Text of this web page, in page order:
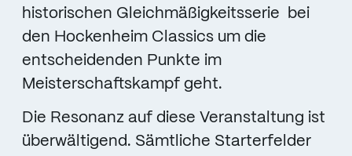
historischen Gleichmäßigkeitsserie bei
den Hockenheim Classics um die
entscheidenden Punkte im
Meisterschaftskampf geht.
Die Resonanz auf diese Veranstaltung ist
überwältigend. Sämtliche Starterfelder